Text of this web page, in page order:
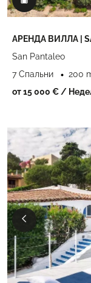
АРЕНДА ВИЛЛА |
San Pantaleo
7 Спальни
200
от 15 000 €/